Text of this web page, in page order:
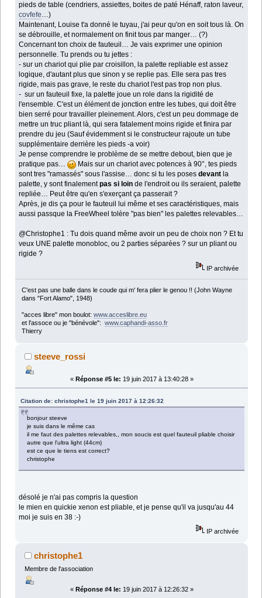
pieds de table (cendriers, assiettes, boites de paté Hénaff, raton laveur,
covfefe…)
Maintenant, Louise t'a donné le tuyau, j'ai peur qu'on en soit tous là. On
se débrouille, et normalement on finit tous par manger… (?)
Concernant ton choix de fauteuil… Je vais exprimer une opinion
personnelle. Tu prends ou tu jettes :
- sur un chariot qui plie par croisillon, la palette repliable est assez
logique, d'autant plus que sinon y se replie pas. Elle sera pas tres
rigide, mais pas grave, le reste du chariot l'est pas trop non plus.
- sur un fauteuil fixe, la palette joue un role dans la rigidité de
l'ensemble. C'est un élément de jonction entre les tubes, qui doit être
bien serré pour travailler pleinement. Alors, c'est un peu dommage de
mettre un truc pliant là, qui sera fatalement moins rigide et finira par
prendre du jeu (Sauf évidemment si le constructeur rajoute un tube
supplémentaire derrière les pieds -a voir)
Je pense comprendre le problème de se mettre debout, bien que je
pratique pas…
Mais sur un chariot avec potences à 90°, tes pieds
sont tres "ramassés" sous l'assise… donc si tu les posesdevant la
palette, y sont finalementpas si loin de l'endroit ou ils seraient, palette
repliée… Peut être qu'en s'exerçant ça passerait ?
Après, je dis ça pour le fauteuil lui même et ses caractéristiques, mais
aussi passque la FreeWheel tolère "pas bien" les palettes relevables…
@Christophe1 : Tu dois quand même avoir un peu de choix non ? Et tu
veux UNE palette monobloc, ou 2 parties séparées ? sur un pliant ou
rigide ?
IP archivée
C'est pas une balle dans le coude qui m' fera plier le genou !! (John Wayne
dans "Fort Alamo", 1948)
"acces libre" mon boulot: www.acceslibre.eu
et l'assoce ou je "bénévole": www.caphandi-asso.fr
Thierry
steeve_rossi
« Réponse #5 le: 19 juin 2017 à 13:40:28 »
Citation de: christophe1 le 19 juin 2017 à 12:26:32
bonjour steeve
je suis dans le même cas
il me faut des palettes relevables,, mon soucis est quel fauteuil pliable choisir
autre que l'ultra light (44cm)
est ce que le tiens est correct?
christophe
désolé je n'ai pas compris la question
le mien en quickie xenon est pliable, et je pense qu'il va jusqu'au 44
moi je suis en 38 :-)
IP archivée
christophe1
Membre de l'association
« Réponse #4 le: 19 juin 2017 à 12:26:32 »